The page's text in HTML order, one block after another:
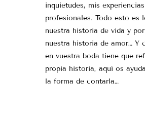
inquietudes, mis
profesionales. Todo esto es
nuestra historia de vida y
nuestra historia de amor… Y
en vuestra boda tiene que
propia historia, aquí os
la forma de contarla…